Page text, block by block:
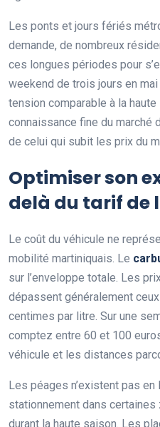
Les ponts et jours fériés
demande, de nombreux
ces longues périodes pour
weekend de trois jours en
tension comparable à la
connaissance fine du marché
de celui qui subit les prix du
Optimiser son
delà du tarif de
Le coût du véhicule ne
mobilité martiniquais. Le
sur l’enveloppe totale. Les
dépassent généralement
centimes par litre. Sur une
comptez entre 60 et 100
véhicule et les distances
Les péages n’existent pas en
stationnement dans
durant la haute saison. Les